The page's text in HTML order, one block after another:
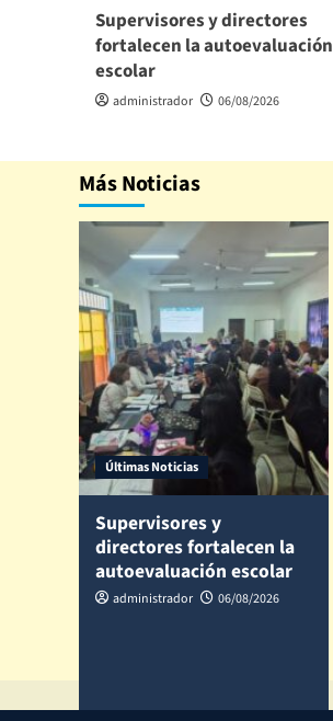
Supervisores y directores
fortalecen la autoevaluación
escolar
administrador 06/08/2026
Más Noticias
Últimas Noticias
Supervisores y
directores fortalecen la
autoevaluación escolar
administrador 06/08/2026